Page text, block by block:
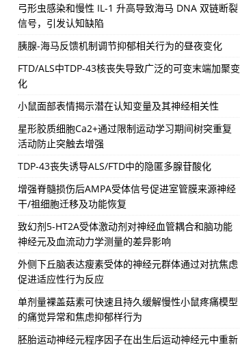
弓形虫感染和慢性 IL-1 升高导致海马 DNA 双链断裂
信号，引发认知缺陷
胰腺-海马反馈机制调节抑郁相关行为的昼夜变化
FTD/ALS中TDP-43核丧失导致广泛的可变末端加聚变
化
小鼠面部表情揭示潜在认知变量及其神经相关性
星形胶质细胞Ca2+通过限制运动学习期间树突重复
活动防止突触去增强
TDP-43丧失诱导ALS/FTD中的隐匿多腺苷酸化
增强脊髓损伤后AMPA受体信号促进室管膜来源神经
干/祖细胞迁移及功能恢复
致幻剂5-HT2A受体激动剂对神经血管耦合和脑功能
神经元及血流动力学测量的差异影响
外侧下丘脑表达瘦素受体的神经元群体通过对抗焦虑
促进适应性行为反应
单剂量裸盖菇素可快速且持久缓解慢性小鼠疼痛模型
的痛觉异常和焦虑抑郁样行为
胚胎运动神经元程序因子在出生后运动神经元中重新